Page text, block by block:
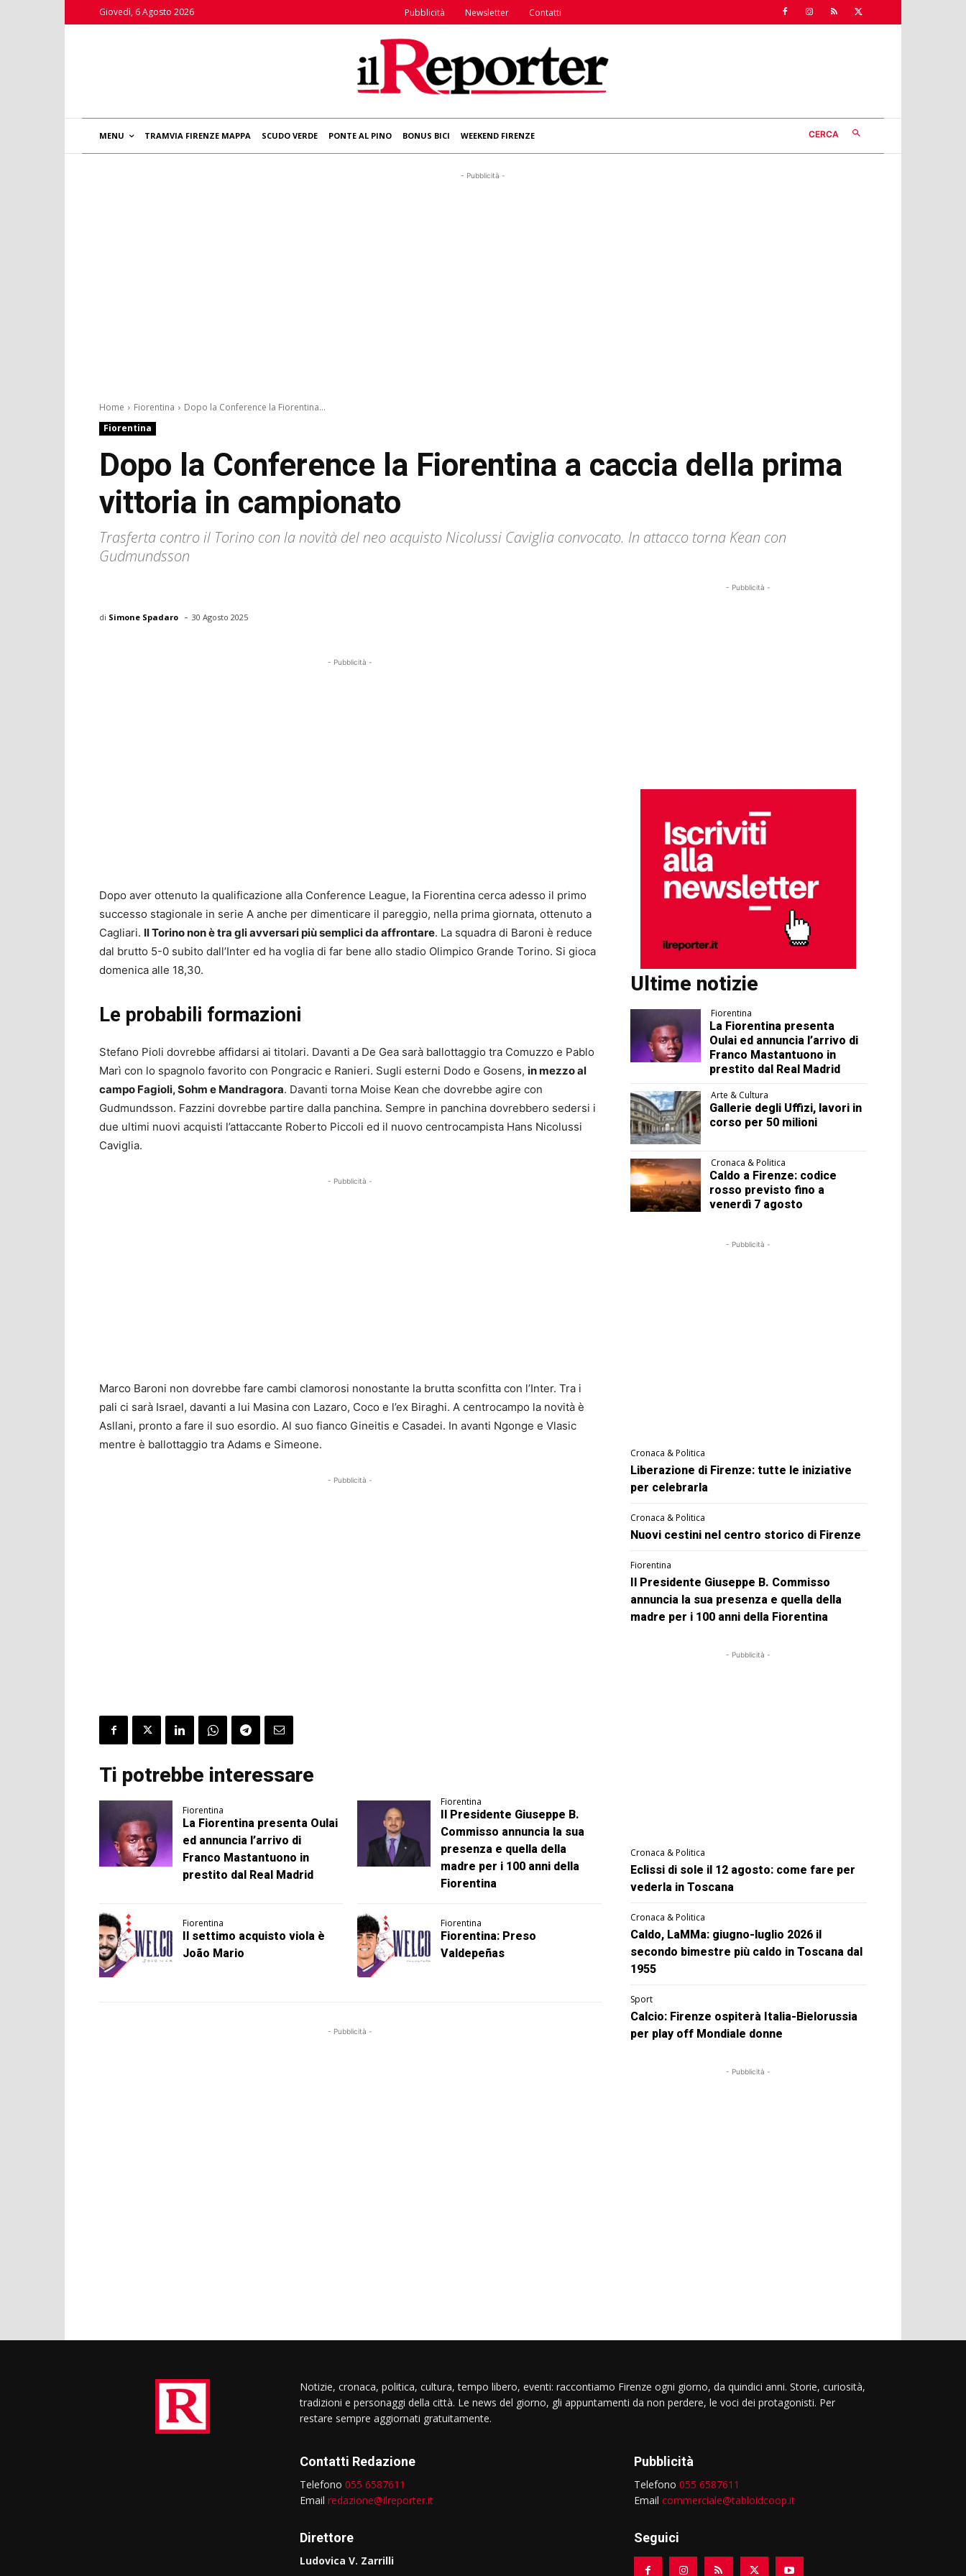
Giovedì, 6 Agosto 2026 Pubblicità Newsletter Contatti
MENU TRAMVIA FIRENZE MAPPA SCUDO VERDE PONTE AL PINO BONUS BICI WEEKEND FIRENZE CERCA
- Pubblicità -
Home Fiorentina
Dopo la Conference la Fiorentina...
Fiorentina
Dopo la Conference la Fiorentina a caccia della prima
vittoria in campionato
Trasferta contro il Torino con la novità del neo acquisto Nicolussi Caviglia convocato. In attacco torna Kean con
Gudmundsson
di Simone Spadaro - 30 Agosto 2025
- Pubblicità -
Dopo aver ottenuto la qualificazione alla Conference League, la Fiorentina cerca adesso il primo
successo stagionale in serie A anche per dimenticare il pareggio, nella prima giornata, ottenuto a
Cagliari. Il Torino non è tra gli avversari più semplici da affrontare. La squadra di Baroni è reduce
dal brutto 5-0 subito dall’Inter ed ha voglia di far bene allo stadio Olimpico Grande Torino. Si gioca
domenica alle 18,30.
Le probabili formazioni
Stefano Pioli dovrebbe affidarsi ai titolari. Davanti a De Gea sarà ballottaggio tra Comuzzo e Pablo
Marì con lo spagnolo favorito con Pongracic e Ranieri. Sugli esterni Dodo e Gosens, in mezzo al
campo Fagioli, Sohm e Mandragora. Davanti torna Moise Kean che dovrebbe agire con
Gudmundsson. Fazzini dovrebbe partire dalla panchina. Sempre in panchina dovrebbero sedersi i
due ultimi nuovi acquisti l’attaccante Roberto Piccoli ed il nuovo centrocampista Hans Nicolussi
Caviglia.
- Pubblicità -
Marco Baroni non dovrebbe fare cambi clamorosi nonostante la brutta sconfitta con l’Inter. Tra i
pali ci sarà Israel, davanti a lui Masina con Lazaro, Coco e l’ex Biraghi. A centrocampo la novità è
Asllani, pronto a fare il suo esordio. Al suo fianco Gineitis e Casadei. In avanti Ngonge e Vlasic
mentre è ballottaggio tra Adams e Simeone.
- Pubblicità -
Ti potrebbe interessare
Fiorentina
La Fiorentina presenta Oulai
ed annuncia l’arrivo di
Franco Mastantuono in
prestito dal Real Madrid
Fiorentina
Il Presidente Giuseppe B.
Commisso annuncia la sua
presenza e quella della
madre per i 100 anni della
Fiorentina
Fiorentina
Il settimo acquisto viola è
João Mario
Fiorentina
Fiorentina: Preso
Valdepeñas
- Pubblicità -
- Pubblicità -
Ultime notizie
Fiorentina
La Fiorentina presenta
Oulai ed annuncia l’arrivo di
Franco Mastantuono in
prestito dal Real Madrid
Arte & Cultura
Gallerie degli Uffizi, lavori in
corso per 50 milioni
Cronaca & Politica
Caldo a Firenze: codice
rosso previsto fino a
venerdì 7 agosto
- Pubblicità -
Cronaca & Politica
Liberazione di Firenze: tutte le iniziative
per celebrarla
Cronaca & Politica
Nuovi cestini nel centro storico di Firenze
Fiorentina
Il Presidente Giuseppe B. Commisso
annuncia la sua presenza e quella della
madre per i 100 anni della Fiorentina
- Pubblicità -
Cronaca & Politica
Eclissi di sole il 12 agosto: come fare per
vederla in Toscana
Cronaca & Politica
Caldo, LaMMa: giugno-luglio 2026 il
secondo bimestre più caldo in Toscana dal
1955
Sport
Calcio: Firenze ospiterà Italia-Bielorussia
per play off Mondiale donne
- Pubblicità -
Notizie, cronaca, politica, cultura, tempo libero, eventi: raccontiamo Firenze ogni giorno, da quindici anni. Storie, curiosità,
tradizioni e personaggi della città. Le news del giorno, gli appuntamenti da non perdere, le voci dei protagonisti. Per
restare sempre aggiornati gratuitamente.
Contatti Redazione
Telefono 055 6587611
Email redazione@ilreporter.it
Direttore
Ludovica V. Zarrilli
Pubblicità
Telefono 055 6587611
Email commerciale@tabloidcoop.it
Seguici